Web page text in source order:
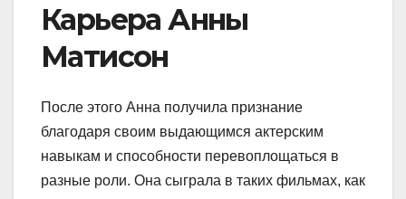
Карьера Анны
Матисон
После этого Анна получила признание
благодаря своим выдающимся актерским
навыкам и способности перевоплощаться в
разные роли. Она сыграла в таких фильмах, как